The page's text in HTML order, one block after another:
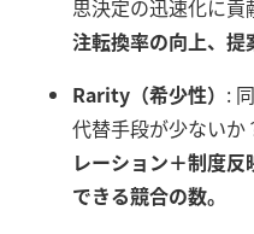
思決定の迅速化に貢
注転換率の向上、
Rarity（希少性） :
代替手段が少ないか
レーション＋制度
できる競合の数。